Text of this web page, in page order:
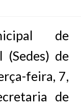
de
(Sedes) de
feira, 7,
de